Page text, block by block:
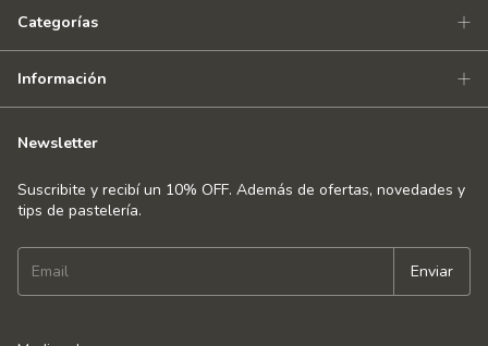
Categorías
Información
Newsletter
Suscribite y recibí un 10% OFF. Además de ofertas, novedades y
tips de pastelería.